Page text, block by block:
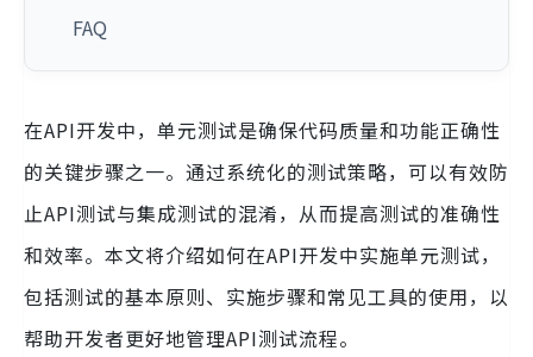
FAQ
在API开发中，单元测试是确保代码质量和功能正确性
的关键步骤之一。通过系统化的测试策略，可以有效防
止API测试与集成测试的混淆，从而提高测试的准确性
和效率。本文将介绍如何在API开发中实施单元测试，
包括测试的基本原则、实施步骤和常见工具的使用，以
帮助开发者更好地管理API测试流程。